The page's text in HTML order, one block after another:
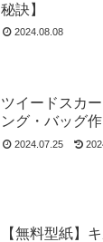
秘訣】
2024.08.08
ツイードスカ
ング・バッグ
2024.07.25
【無料型紙】